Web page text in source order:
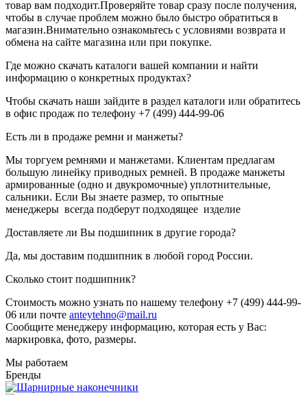
товар вам подходит.Проверяйте товар сразу после получения,
чтобы в случае проблем можно было быстро обратиться в
магазин.Внимательно ознакомьтесь с условиями возврата и
обмена на сайте магазина или при покупке.
Где можно скачать каталоги вашей компании и найти
информацию о конкретных продуктах?
Чтобы скачать наши зайдите в раздел каталоги или обратитесь
в офис продаж по телефону +7 (499) 444-99-06
Есть ли в продаже ремни и манжеты?
Мы торгуем ремнями и манжетами. Клиентам предлагам
большую линейку приводных ремней. В продаже манжеты
армированные (одно и двукромочные) уплотнительные,
сальники. Если Вы знаете размер, то опытные
менеджеры всегда подберут подходящее изделие
Доставляете ли Вы подшипник в другие города?
Да, мы доставим подшипник в любой город России.
Сколько стоит подшипник?
Стоимость можно узнать по нашему телефону +7 (499) 444-99-
06 или почте anteytehno@mail.ru
Сообщите менеджеру информацию, которая есть у Вас:
маркировка, фото, размеры.
Мы работаем
Бренды